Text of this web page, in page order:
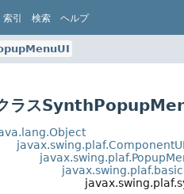
索引 検索 ヘルプ
ラス
javax.swing.plaf.ComponentUI